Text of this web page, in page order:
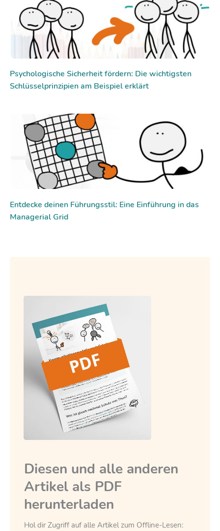
Psychologische Sicherheit fördern: Die wichtigsten
Schlüsselprinzipien am Beispiel erklärt
Entdecke deinen Führungsstil: Eine Einführung in das
Managerial Grid
Diesen und alle anderen
Artikel als PDF
herunterladen
Hol dir Zugriff auf alle Artikel zum Offline-Lesen: